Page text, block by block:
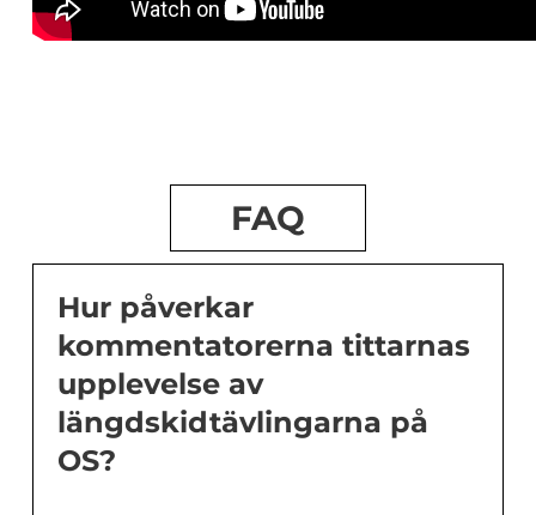
FAQ
Hur påverkar
kommentatorerna tittarnas
upplevelse av
längdskidtävlingarna på
OS?